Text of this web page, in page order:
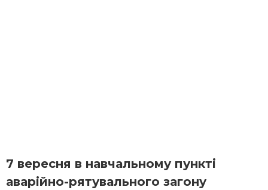
7 вересня в навчальному пункті
аварійно-рятувального загону